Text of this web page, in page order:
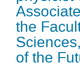
the
of the